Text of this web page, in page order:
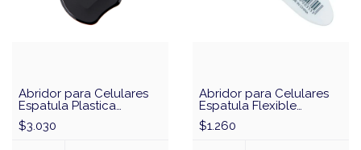
Abridor para Celulares
Espatula Plastica
Antiestatica QianLi iPry
$3.030
Abridor para Celulares
Espatula Flexible
Ultradelgada Sunshine
SS-082
$1.260